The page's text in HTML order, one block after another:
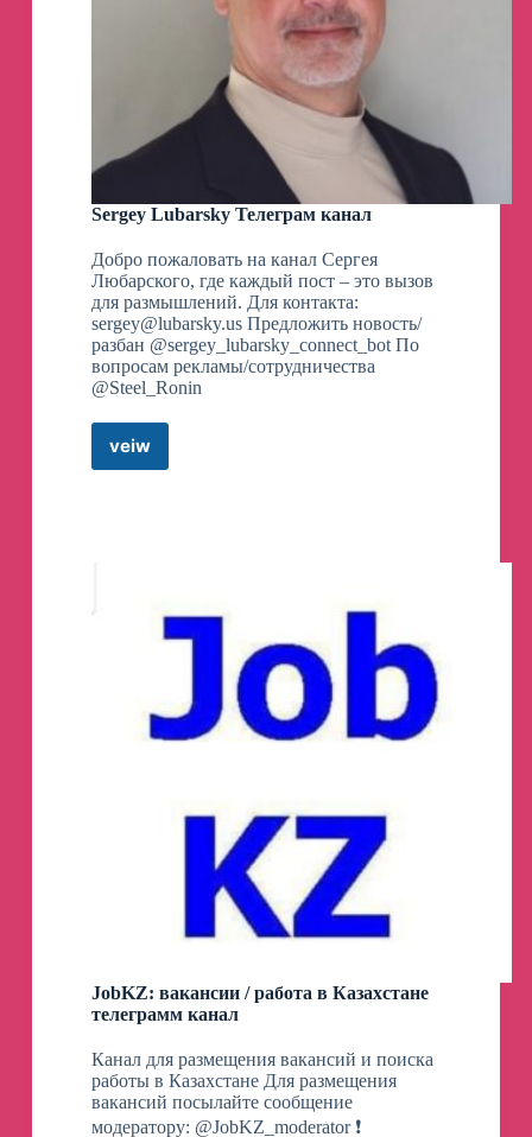
Sergey Lubarsky Телеграм канал
Добро пожаловать на канал Сергея
Любарского, где каждый пост – это вызов
для размышлений. Для контакта:
sergey@lubarsky.usПредложить новость/
разбан @sergey_lubarsky_connect_bot По
вопросам рекламы/сотрудничества
@Steel_Ronin
veiwSergey
JobKZ: вакансии / работа в Казахстане
телеграмм канал
Канал для размещения вакансий и поиска
работы в Казахстане Для размещения
вакансий посылайте сообщение
модератору: @JobKZ_moderator ❗